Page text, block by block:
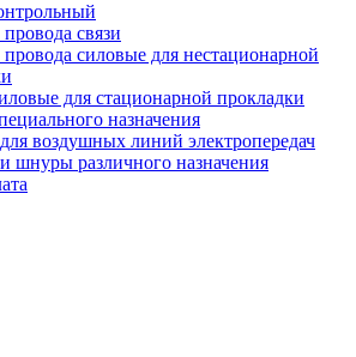
связи
силовые для нестационарной
для стационарной прокладки
назначения
воздушных линий электропередач
шнуры различного назначения